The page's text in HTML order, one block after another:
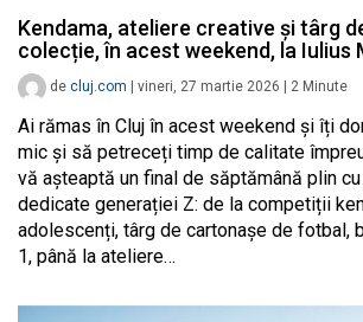
Kendama, ateliere creative și târg
colecție, în acest weekend, la Iulius
de cluj.com vineri, 27 martie 2026 2 Minute
Ai rămas în Cluj în acest weekend și îți
mic și să petreceți timp de calitate
vă așteaptă un final de săptămână plin
dedicate generației Z: de la competiții
adolescenți, târg de cartonașe de fotbal,
1, până la ateliere…